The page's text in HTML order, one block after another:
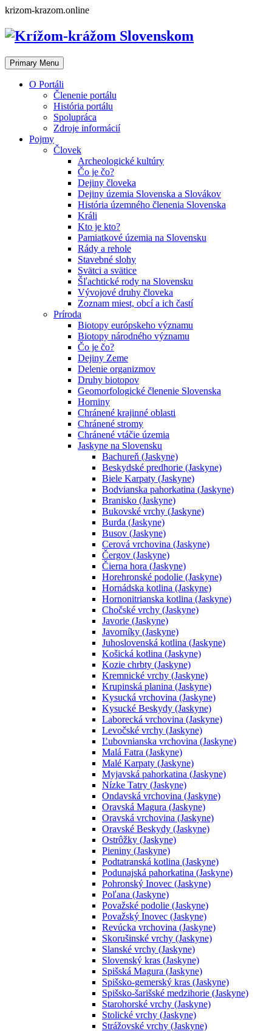
Skip
content
krizom-krazom.online
Primary Menu
O Portáli
Členenie portálu
História portálu
Spolupráca
Zdroje informácií
Pojmy
Človek
Archeologické kultúry
Čo je čo?
Dejiny človeka
Dejiny územia Slovenska a Slovákov
História územného členenia Slovenska
Králi
Kto je kto?
Pamiatkové územia na Slovensku
Rády a rehole
Stavebné slohy
Svätci a svätice
Šľachtické rody na Slovensku
Vývojové druhy človeka
Zoznam miest, obcí a ich častí
Príroda
Biotopy európskeho významu
Biotopy národného významu
Čo je čo?
Dejiny Zeme
Delenie organizmov
Druhy biotopov
Geomorfologické členenie Slovenska
Horniny
Chránené krajinné oblasti
Chránené stromy
Chránené vtáčie územia
Jaskyne na Slovensku
Bachureň (Jaskyne)
Beskydské predhorie (Jaskyne)
Biele Karpaty (Jaskyne)
Bodvianska pahorkatina (Jaskyne)
Branisko (Jaskyne)
Bukovské vrchy (Jaskyne)
Burda (Jaskyne)
Busov (Jaskyne)
Cerová vrchovina (Jaskyne)
Čergov (Jaskyne)
Čierna hora (Jaskyne)
Horehronské podolie (Jaskyne)
Hornádska kotlina (Jaskyne)
Hornonitrianska kotlina (Jaskyne)
Chočské vrchy (Jaskyne)
Javorie (Jaskyne)
Javorníky (Jaskyne)
Juhoslovenská kotlina (Jaskyne)
Košická kotlina (Jaskyne)
Kozie chrbty (Jaskyne)
Kremnické vrchy (Jaskyne)
Krupinská planina (Jaskyne)
Kysucká vrchovina (Jaskyne)
Kysucké Beskydy (Jaskyne)
Laborecká vrchovina (Jaskyne)
Levočské vrchy (Jaskyne)
Ľubovnianska vrchovina (Jaskyne)
Malá Fatra (Jaskyne)
Malé Karpaty (Jaskyne)
Myjavská pahorkatina (Jaskyne)
Nízke Tatry (Jaskyne)
Ondavská vrchovina (Jaskyne)
Oravská Magura (Jaskyne)
Oravská vrchovina (Jaskyne)
Oravské Beskydy (Jaskyne)
Ostrôžky (Jaskyne)
Pieniny (Jaskyne)
Podtatranská kotlina (Jaskyne)
Podunajská pahorkatina (Jaskyne)
Pohronský Inovec (Jaskyne)
Poľana (Jaskyne)
Považské podolie (Jaskyne)
Považský Inovec (Jaskyne)
Revúcka vrchovina (Jaskyne)
Skorušinské vrchy (Jaskyne)
Slanské vrchy (Jaskyne)
Slovenský kras (Jaskyne)
Spišská Magura (Jaskyne)
Spišsko-gemerský kras (Jaskyne)
Spišsko-šarišské medzihorie (Jaskyne)
Starohorské vrchy (Jaskyne)
Stolické vrchy (Jaskyne)
Strážovské vrchy (Jaskyne)